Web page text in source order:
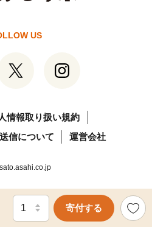
寄付する
US
情報取り扱い規約
信について
運営会社